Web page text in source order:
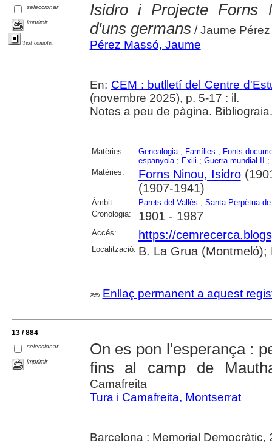
seleccionar
imprimir
Text complet
Isidro i Projecte Forns
d'uns germans/ Jaume
Pérez Massó, Jaume
En: CEM : butlletí del Centre
(novembre 2025), p. 5-17 : il.
Notes a peu de pàgina. Bibliograia.
Matèries: Genealogia; Famílies ; Fonts
espanyola; Exili ; Guerra mundial II ;
Matèries:
Forns Ninou, Isidro
(1907-1941)
Àmbit: Parets del Vallès ; Santa Perpètua
Cronologia:
1901 - 1987
Accés: https://
Localització: B. La Grua (Montmeló);
Enllaç permanent a aquest
13 / 884
seleccionar
imprimir
On es pon l'esperança :
fins al camp de
Camafreita
Tura i Camafreita, Montserrat
Barcelona : Memorial Democràtic,